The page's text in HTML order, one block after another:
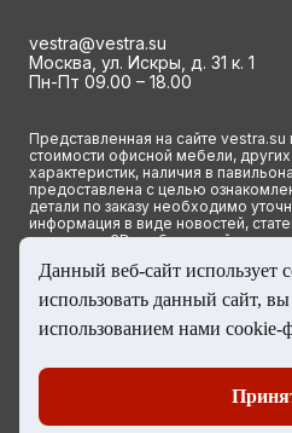
vestra@vestra.su
Москва, ул. Искры, д. 31 к. 1
Пн-Пт 09.00 – 18.00
Представленная на сайте
стоимости офисной мебели, других
характеристик, наличия в
предоставлена с целью
детали по заказу необходимо
информация в виде новостей,
картинок и 3D изображений ни при
положениями ст. 437(2)
© 2023 Группа компаний ВЕСТРА.
Данный веб-сайт
использовать данный сайт, вы
использованием нами cookie-